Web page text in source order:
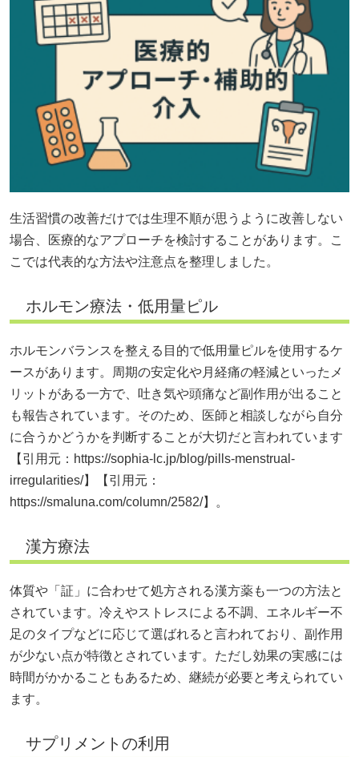
生活習慣の改善だけでは生理不順が思うように改善しない
場合、医療的なアプローチを検討することがあります。こ
こでは代表的な方法や注意点を整理しました。
ホルモン療法・低用量ピル
ホルモンバランスを整える目的で低用量ピルを使用するケ
ースがあります。周期の安定化や月経痛の軽減といったメ
リットがある一方で、吐き気や頭痛など副作用が出ること
も報告されています。そのため、医師と相談しながら自分
に合うかどうかを判断することが大切だと言われています
【引用元： https://sophia-lc.jp/blog/pills-menstrual-
irregularities/】【引用元：
https://smaluna.com/column/2582/】。
漢方療法
体質や「証」に合わせて処方される漢方薬も一つの方法と
されています。冷えやストレスによる不調、エネルギー不
足のタイプなどに応じて選ばれると言われており、副作用
が少ない点が特徴とされています。ただし効果の実感には
時間がかかることもあるため、継続が必要と考えられてい
ます。
サプリメントの利用